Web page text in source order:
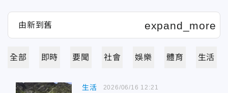
全部 即時 要聞 社會 娛樂 體育 生活
生活 2026/06/16 12:21